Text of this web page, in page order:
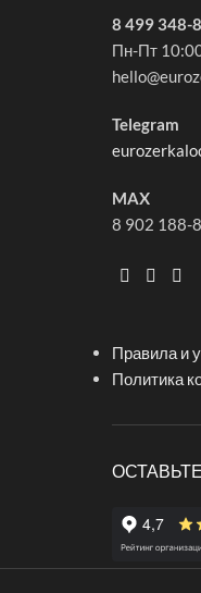
8 499 348-
Пн-Пт
Telegram
MAX
8 902 188-
Правила и
Политика